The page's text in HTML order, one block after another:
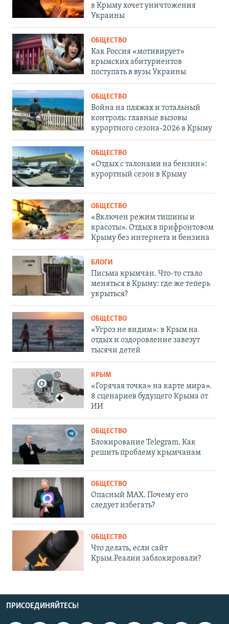
в Крыму хочет уничтожения
Украины
ОБЩЕСТВО
Как Россия «мотивирует»
крымских абитуриентов
поступать в вузы Украины
ОБЩЕСТВО
Война на пляжах и тотальный
контроль: главные вызовы
курортного сезона-2026 в Крыму
ОБЩЕСТВО
«Отдых с талонами на бензин»:
курортный сезон в Крыму
ОБЩЕСТВО
«Включен режим тишины и
красоты». Отдых в прифронтовом
Крыму без интернета и бензина
БЛОГИ
Письма крымчан. Что-то стало
меняться в Крыму: где же теперь
укрыться?
ОБЩЕСТВО
«Угроз не видим»: в Крым на
отдых и оздоровление завезут
тысячи детей
КРЫМ
«Горячая точка» на карте мира».
8 сценариев будущего Крыма от
ИИ
ОБЩЕСТВО
Блокирование Telegram. Как
решить проблему крымчанам
ОБЩЕСТВО
Опасный MAX. Почему его
следует избегать?
ОБЩЕСТВО
Что делать, если сайт
Крым.Реалии заблокировали?
ПРИСОЕДИНЯЙТЕСЬ!